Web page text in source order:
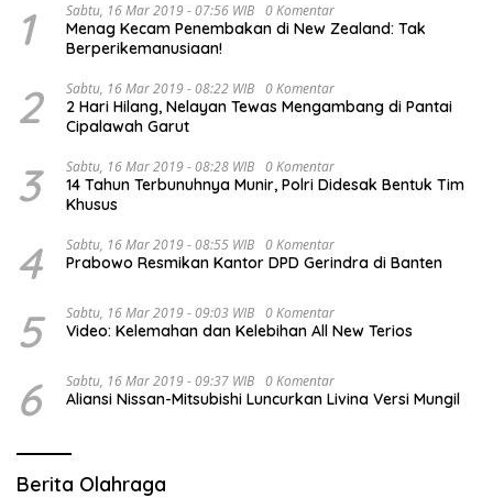
1 Sabtu, 16 Mar 2019 - 07:56 WIB 0 Komentar
Menag Kecam Penembakan di New Zealand: Tak
Berperikemanusiaan!
2 Sabtu, 16 Mar 2019 - 08:22 WIB 0 Komentar
2 Hari Hilang, Nelayan Tewas Mengambang di Pantai
Cipalawah Garut
3 Sabtu, 16 Mar 2019 - 08:28 WIB 0 Komentar
14 Tahun Terbunuhnya Munir, Polri Didesak Bentuk Tim
Khusus
4 Sabtu, 16 Mar 2019 - 08:55 WIB 0 Komentar
Prabowo Resmikan Kantor DPD Gerindra di Banten
5 Sabtu, 16 Mar 2019 - 09:03 WIB 0 Komentar
Video: Kelemahan dan Kelebihan All New Terios
6 Sabtu, 16 Mar 2019 - 09:37 WIB 0 Komentar
Aliansi Nissan-Mitsubishi Luncurkan Livina Versi Mungil
Berita Olahraga